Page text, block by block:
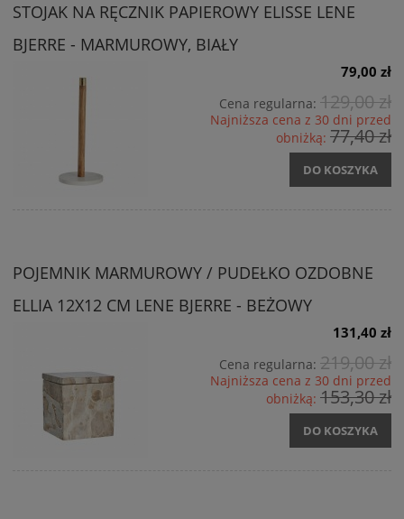
STOJAK NA RĘCZNIK PAPIEROWY ELISSE LENE
BJERRE - MARMUROWY, BIAŁY
79,00 zł
Cena regularna: 129,00 zł
Najniższa cena z 30 dni przed
obniżką: 77,40 zł
DO KOSZYKA
POJEMNIK MARMUROWY / PUDEŁKO OZDOBNE
ELLIA 12X12 CM LENE BJERRE - BEŻOWY
131,40 zł
Cena regularna: 219,00 zł
Najniższa cena z 30 dni przed
obniżką: 153,30 zł
DO KOSZYKA